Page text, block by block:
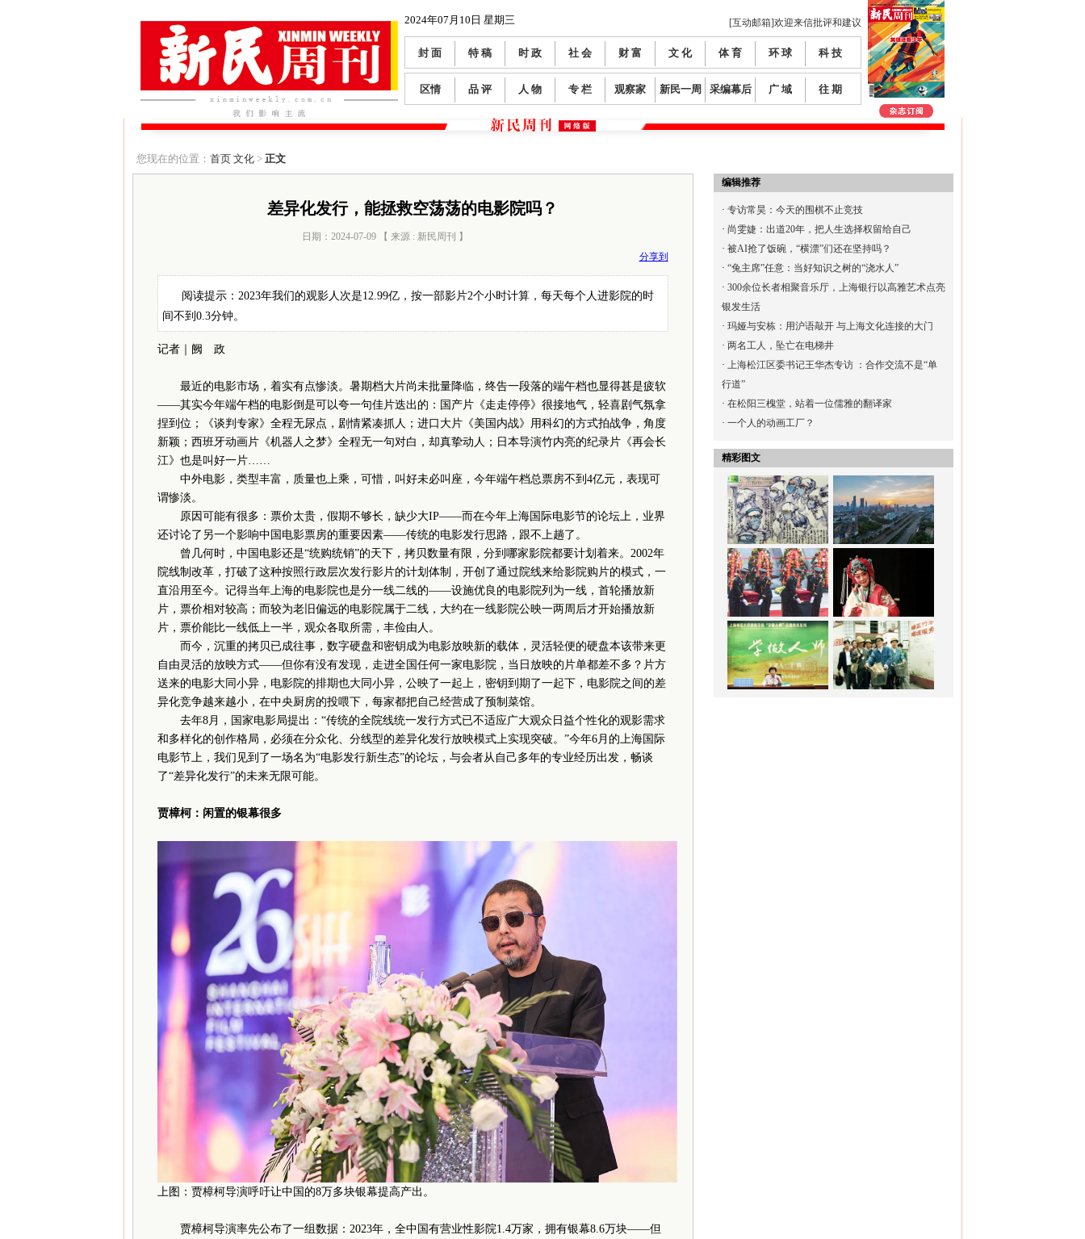
2024年07月10日 星期三 [互动邮箱]欢迎来信批评和建议
封 面 特 稿 时 政 社 会 财 富 文 化 体 育 环 球 科 技
区情 品 评 人 物 专 栏 观察家 新民一周 采编幕后 广 域 往 期
您现在的位置： 首页 文化> 正文
差异化发行，能拯救空荡荡的电影院吗？
日期：2024-07-09 【 来源 : 新民周刊 】
分享到
阅读提示：2023年我们的观影人次是12.99亿，按一部影片2个小时计算，每天每个人进影院的时
间不到0.3分钟。
记者｜阙 政
最近的电影市场，着实有点惨淡。暑期档大片尚未批量降临，终告一段落的端午档也显得甚是疲软
——其实今年端午档的电影倒是可以夸一句佳片迭出的：国产片《走走停停》很接地气，轻喜剧气氛拿
捏到位；《谈判专家》全程无尿点，剧情紧凑抓人；进口大片《美国内战》用科幻的方式拍战争，角度
新颖；西班牙动画片《机器人之梦》全程无一句对白，却真挚动人；日本导演竹内亮的纪录片《再会长
江》也是叫好一片……
中外电影，类型丰富，质量也上乘，可惜，叫好未必叫座，今年端午档总票房不到4亿元，表现可
谓惨淡。
原因可能有很多：票价太贵，假期不够长，缺少大IP——而在今年上海国际电影节的论坛上，业界
还讨论了另一个影响中国电影票房的重要因素——传统的电影发行思路，跟不上趟了。
曾几何时，中国电影还是“统购统销”的天下，拷贝数量有限，分到哪家影院都要计划着来。2002年
院线制改革，打破了这种按照行政层次发行影片的计划体制，开创了通过院线来给影院购片的模式，一
直沿用至今。记得当年上海的电影院也是分一线二线的——设施优良的电影院列为一线，首轮播放新
片，票价相对较高；而较为老旧偏远的电影院属于二线，大约在一线影院公映一两周后才开始播放新
片，票价能比一线低上一半，观众各取所需，丰俭由人。
而今，沉重的拷贝已成往事，数字硬盘和密钥成为电影放映新的载体，灵活轻便的硬盘本该带来更
自由灵活的放映方式——但你有没有发现，走进全国任何一家电影院，当日放映的片单都差不多？片方
送来的电影大同小异，电影院的排期也大同小异，公映了一起上，密钥到期了一起下，电影院之间的差
异化竞争越来越小，在中央厨房的投喂下，每家都把自己经营成了预制菜馆。
去年8月，国家电影局提出：“传统的全院线统一发行方式已不适应广大观众日益个性化的观影需求
和多样化的创作格局，必须在分众化、分线型的差异化发行放映模式上实现突破。”今年6月的上海国际
电影节上，我们见到了一场名为“电影发行新生态”的论坛，与会者从自己多年的专业经历出发，畅谈
了“差异化发行”的未来无限可能。
贾樟柯：闲置的银幕很多
上图：贾樟柯导演呼吁让中国的8万多块银幕提高产出。
贾樟柯导演率先公布了一组数据：2023年，全中国有营业性影院1.4万家，拥有银幕8.6万块——但
编辑推荐
· 专访常昊：今天的围棋不止竞技
· 尚雯婕：出道20年，把人生选择权留给自己
· 被AI抢了饭碗，“横漂”们还在坚持吗？
· “兔主席”任意：当好知识之树的“浇水人”
· 300余位长者相聚音乐厅，上海银行以高雅艺术点亮
银发生活
· 玛娅与安栋：用沪语敲开 与上海文化连接的大门
· 两名工人，坠亡在电梯井
· 上海松江区委书记王华杰专访 ：合作交流不是“单
行道”
· 在松阳三槐堂，站着一位儒雅的翻译家
· 一个人的动画工厂？
精彩图文